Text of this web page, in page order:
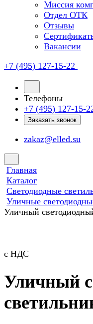
Миссия
Отдел ОТК
Отзывы
Вакансии
+7 (495) 127-15-22
Телефоны
+7 (495) 127-15-
Заказать звонок
zakaz@elled.su
Главная
Каталог
Светодиодные
Уличные
Уличный
с НДС
Уличный